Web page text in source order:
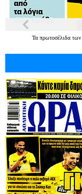
Τα πρωτοσέλιδα των